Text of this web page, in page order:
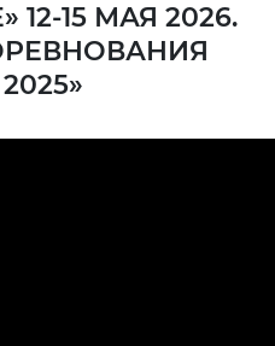
12-15 МАЯ 2026.